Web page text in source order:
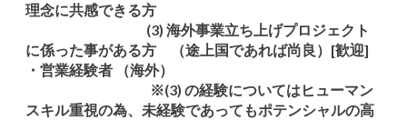
理念に共感できる方
(3) 海外事業立ち上げプロジェクト
に係った事がある方 （途上国であれば尚良）[歓迎]
・営業経験者 （海外）
※(3) の経験についてはヒューマン
スキル重視の為、未経験であってもポテンシャルの高